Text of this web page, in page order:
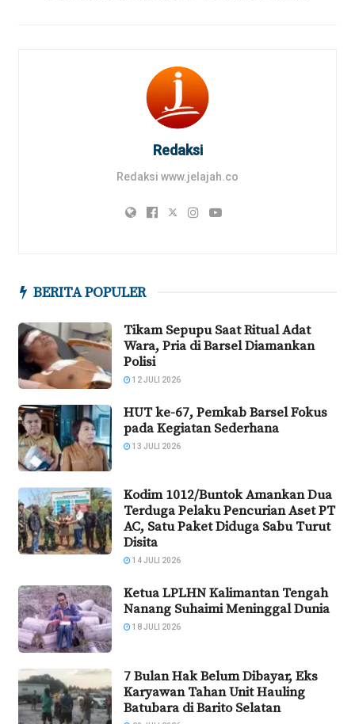
Redaksi
Redaksi www.jelajah.co
BERITA POPULER
Tikam Sepupu Saat Ritual Adat
Wara, Pria di Barsel Diamankan
Polisi
12 JULI 2026
HUT ke-67, Pemkab Barsel Fokus
pada Kegiatan Sederhana
13 JULI 2026
Kodim 1012/Buntok Amankan Dua
Terduga Pelaku Pencurian Aset PT
AC, Satu Paket Diduga Sabu Turut
Disita
14 JULI 2026
Ketua LPLHN Kalimantan Tengah
Nanang Suhaimi Meninggal Dunia
18 JULI 2026
7 Bulan Hak Belum Dibayar, Eks
Karyawan Tahan Unit Hauling
Batubara di Barito Selatan